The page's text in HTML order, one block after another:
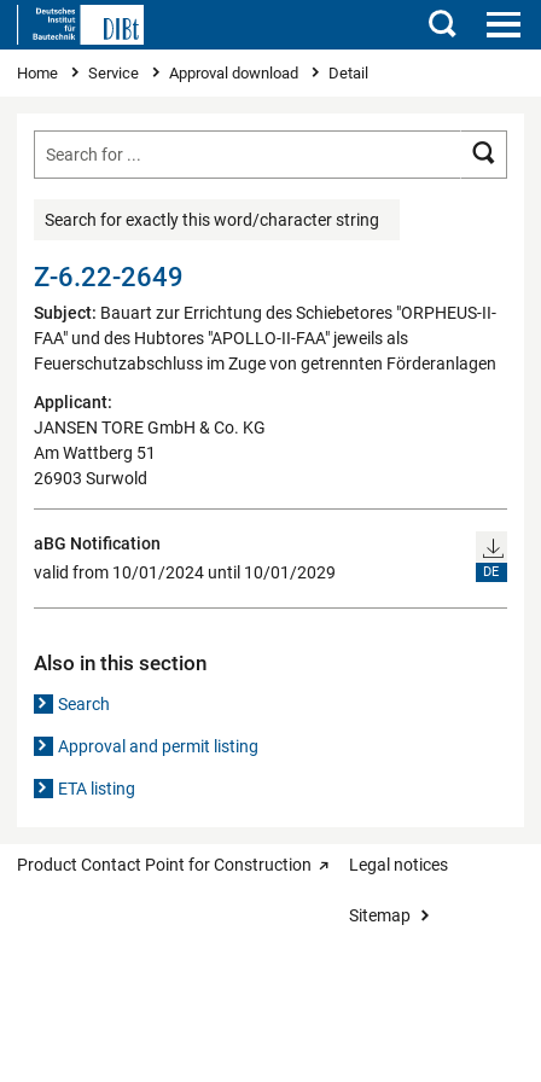
Search
You are here
Home Service Approval download Detail
Search for exactly this word/character string
Z-6.22-2649
Subject: Bauart zur Errichtung des Schiebetores "ORPHEUS-II-
FAA" und des Hubtores "APOLLO-II-FAA" jeweils als
Feuerschutzabschluss im Zuge von getrennten Förderanlagen
Applicant:
JANSEN TORE GmbH & Co. KG
Am Wattberg 51
26903 Surwold
aBG Notification
valid from 10/01/2024 until 10/01/2029
DE
Also in this section
Search
Approval and permit listing
ETA listing
Product Contact Point for Construction Legal notices
Sitemap